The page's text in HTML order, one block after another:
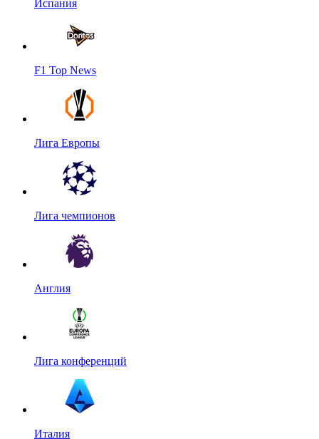
Испания
F1 Top News
Лига Европы
Лига чемпионов
Англия
Лига конференций
Италия